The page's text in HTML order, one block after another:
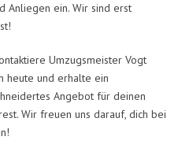
Anliegen ein. Wir sind erst
Umzugsmeister Vogt
heute und erhalte ein
Angebot für deinen
Wir freuen uns darauf, dich bei